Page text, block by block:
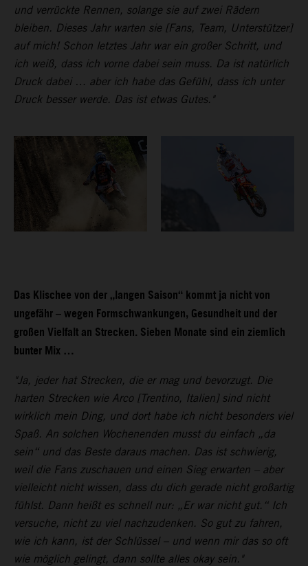
und verrückte Rennen, solange sie auf zwei Rädern
bleiben. Dieses Jahr warten sie [Fans, Team, Unterstützer]
auf mich! Schon letztes Jahr war ein großer Schritt, und
ich weiß, dass ich vorne dabei sein muss. Da ist natürlich
Druck dabei … aber ich habe das Gefühl, dass ich unter
Druck besser werde. Das ist etwas Gutes."
Das Klischee von der „langen Saison“ kommt ja nicht von
ungefähr – wegen Formschwankungen, Gesundheit und der
großen Vielfalt an Strecken. Sieben Monate sind ein ziemlich
bunter Mix …
"Ja, jeder hat Strecken, die er mag und bevorzugt. Die
harten Strecken wie Arco [Trentino, Italien] sind nicht
wirklich mein Ding, und dort habe ich nicht besonders viel
Spaß. An solchen Wochenenden musst du einfach „da
sein“ und das Beste daraus machen. Das ist schwierig,
weil die Fans zuschauen und einen Sieg erwarten – aber
vielleicht nicht wissen, dass du dich gerade nicht großartig
fühlst. Dann heißt es schnell nur: „Er war nicht gut.“ Ich
versuche, nicht zu viel nachzudenken. So gut zu fahren,
wie ich kann, ist der Schlüssel – und wenn mir das so oft
wie möglich gelingt, dann sollte alles okay sein."